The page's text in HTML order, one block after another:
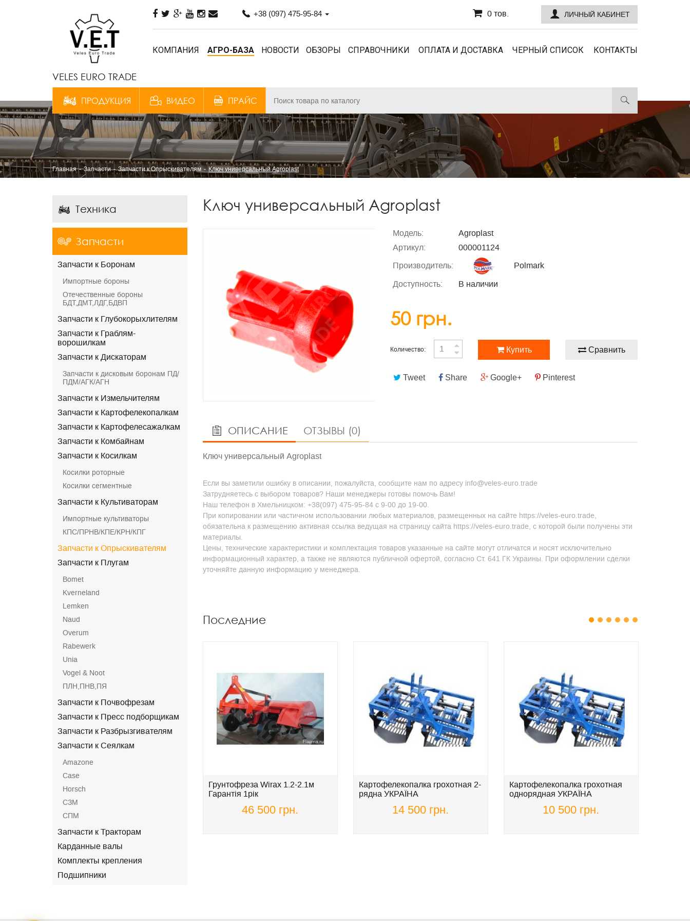
VELES EURO TRADE
+38 (097) 475-95-84 0 тов. ЛИЧНЫЙ КАБИНЕТ
КОМПАНИЯ АГРО-БАЗА НОВОСТИ ОБЗОРЫ СПРАВОЧНИКИ ОПЛАТА И ДОСТАВКА ЧЕРНЫЙ СПИСОК КОНТАКТЫ
ПРОДУКЦИЯ ВИДЕО ПРАЙС
Главная Запчасти Запчасти к Опрыскивателям Ключ универсальный Agroplast
Техника
Запчасти
Запчасти к Боронам
Импортные бороны
Отечественные бороны
БДТ,ДМТ,ЛДГ,БДВП
Запчасти к Глубокорыхлителям
Запчасти к Граблям-
ворошилкам
Запчасти к Дискаторам
Запчасти к дисковым боронам ПД/
ПДМ/АГК/АГН
Запчасти к Измельчителям
Запчасти к Картофелекопалкам
Запчасти к Картофелесажалкам
Запчасти к Комбайнам
Запчасти к Косилкам
Косилки роторные
Косилки сегментные
Запчасти к Культиваторам
Импортные культиваторы
КПС/ПРНВ/КПЕ/КРН/КПГ
Запчасти к Опрыскивателям
Запчасти к Плугам
Bomet
Kverneland
Lemken
Naud
Overum
Rabewerk
Unia
Vogel & Noot
ПЛН,ПНВ,ПЯ
Запчасти к Почвофрезам
Запчасти к Пресс подборщикам
Запчасти к Разбрызгивателям
Запчасти к Сеялкам
Amazone
Case
Horsch
СЗМ
СПМ
Запчасти к Тракторам
Карданные валы
Комплекты крепления
Подшипники
Ключ универсальный Agroplast
Модель:
Agroplast
Артикул:
000001124
Производитель: Polmark
Доступность: В наличии
50 грн.
Количество: Купить Сравнить
Tweet Share Google+ Pinterest
ОПИСАНИЕ ОТЗЫВЫ (0)
Ключ универсальный Agroplast
Если вы заметили ошибку в описании, пожалуйста, сообщите нам по адресу info@veles-euro.trade
Затрудняетесь с выбором товаров? Наши менеджеры готовы помочь Вам!
Наш телефон в Хмельницком: +38(097) 475-95-84 с 9-00 до 19-00.
При копировании или частичном использовании любых материалов, размещенных на сайте https://veles-euro.trade,
обязательна к размещению активная ссылка ведущая на страницу сайта https://veles-euro.trade, с которой были получены эти
материалы.
Цены, технические характеристики и комплектация товаров указанные на сайте могут отличатся и носят исключительно
информационный характер, а также не являются публичной офертой, согласно Ст. 641 ГК Украины. При оформлении сделки
уточняйте данную информацию у менеджера.
Последние
Культиватор КПГ- 6-01 (c S-
образной стойкой
Eurozappa)Державна...
Грунтофреза Wirax 1.2-2.1м
Гарантія 1рік
46 500 грн.
Картофелекопалка грохотная 2-
рядна УКРАЇНА
14 500 грн.
Картофелекопалка грохотная
однорядная УКРАЇНА
10 500 грн.
1 2 3 4 5 6